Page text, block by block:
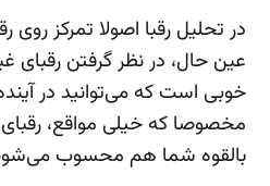
در تحلیل رقبا اصولا تمرکز
عین حال، در نظر گرفتن رقبای
خوبی است که می‌توانید در
مخصوصا که خیلی مواقع،
بالقوه شما هم محسوب